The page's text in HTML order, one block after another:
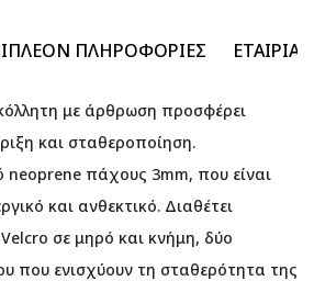
ΠΛΗΡΟΦΟΡΊΕΣ ΕΤΑΙΡΊΑ
με άρθρωση προσφέρει
και σταθεροποίηση.
neoprene πάχους 3mm, που είναι
και ανθεκτικό. Διαθέτει
σε μηρό και κνήμη, δύο
που ενισχύουν τη σταθερότητα της